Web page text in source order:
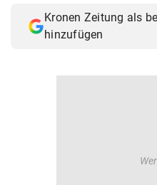
Kronen Zeitung als
hinzufügen